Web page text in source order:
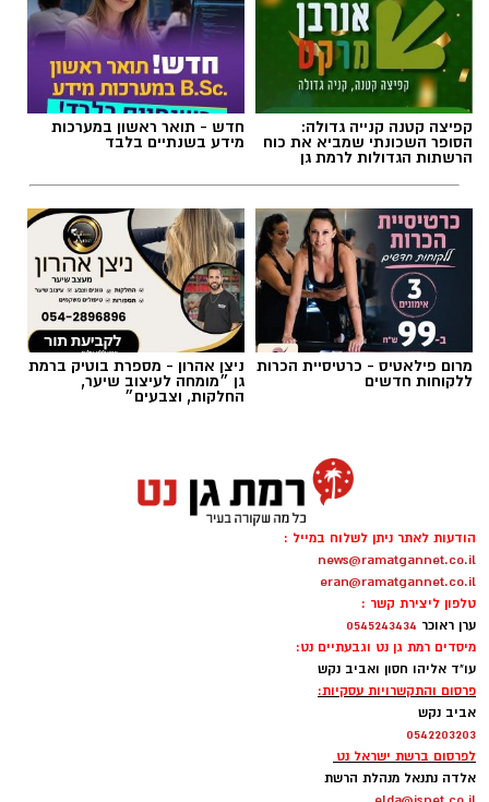
תגים:שמאות טרום רכישה
קרדיט תמונה בוסט מדיה
מהי שמאות טרום רכישה?
שמאות טרום רכישה היא חוות דעת מקצועית
הנערכת על ידי שמאי מקרקעין מוסמך עוד לפני
החתימה על הסכם הרכישה. במסגרתה בוחן
השמאי את הנכס לעומק וקובע את שוויו האמיתי
בשוק החופשי, תוך בדיקה מקיפה של מצבו הפיזי,
התכנוני והמשפטי. כך מקבל הרוכש תמונה מלאה,
קפיצה קטנה קנייה גדולה:
הסופר השכונתי שמביא את כוח
הרשתות הגדולות לרמת גן
חדש - תואר ראשון במערכות
מידע בשנתיים בלבד
מרום פילאטיס - כרטיסיית הכרות
ללקוחות חדשים
ניצן אהרון - מספרת בוטיק ברמת
גן ״מומחה לעיצוב שיער,
החלקות, וצבעים״
הודעות לאתר ניתן לשלוח במייל :
news@ramatgannet.co.il
eran@ramatgannet.co.il
טלפון ליצירת קשר :
ערן ראוכר 0545243434
מיסדים רמת גן נט וגבעתיים נט:
עו"ד אליהו חסון ואביב נקש
פרסום והתקשרויות עסקיות:
אביב נקש
0542203203
לפרסום ברשת ישראל נט
אלדה נתנאל מנהלת הרשת